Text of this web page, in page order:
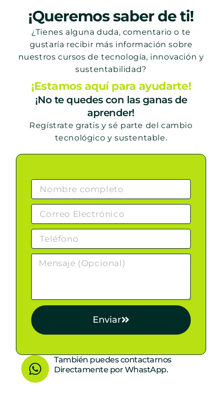
¡Queremos saber de ti!
¿Tienes alguna duda, comentario o te
gustaría recibir más información sobre
nuestros cursos de tecnología, innovación y
sustentabilidad?
¡Estamos aquí para ayudarte!
¡No te quedes con las ganas de
aprender!
Regístrate gratis y sé parte del cambio
tecnológico y sustentable.
Enviar
W
h
También puedes contactarnos
Directamente por WhastApp.